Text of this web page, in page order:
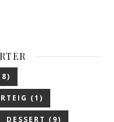
(1)
DESSERT (9)